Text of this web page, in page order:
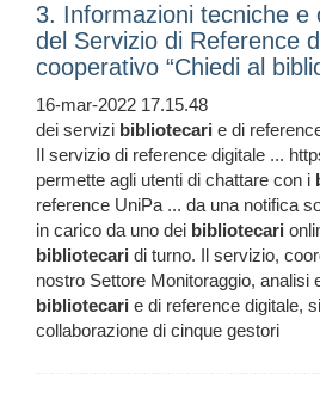
3. Informazioni tecniche e
del Servizio di Reference
cooperativo “Chiedi al
16-mar-2022 17.15.48
dei servizi bibliotecari e di
Il servizio di reference digitale ...
permette agli utenti di chattare con i
reference UniPa ... da una notifica
in carico da uno dei bibliotecari
bibliotecari di turno. Il servizio,
nostro Settore Monitoraggio, analisi
bibliotecari e di reference digitale,
collaborazione di cinque gestori